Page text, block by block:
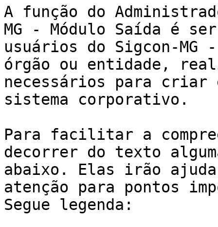
A função do
MG - Módulo Saída é
usuários do Sigcon-MG
órgão ou entidade,
necessários para criar
sistema corporativo.
Para facilitar a
decorrer do texto
abaixo. Elas irão
atenção para pontos
Segue legenda: